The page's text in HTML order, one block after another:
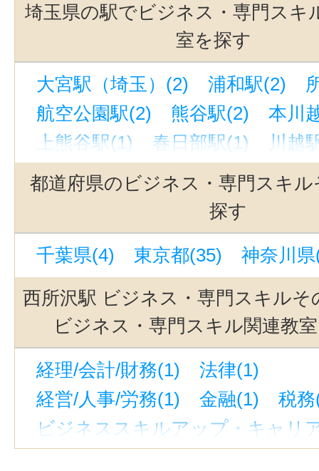
埼玉県の駅でビジネス・専門スキ
室を探す
大宮駅（埼玉）(2) 浦和駅(2)
航空公園駅(2)
熊谷駅(2)
本川
上熊谷駅(1)
春日部駅(1)
川越
川越市駅(1)
都道府県のビジネス・専門スキ
探す
千葉県(4) 東京都(35)
神奈川
西所沢駅 ビジネス・専門スキルそ
ビジネス・専門スキル関連教
経理/会計/財務(1)
法律(1)
経営/人事/労務(1)
金融(1)
税
ビジネススキルアップ・キャリ